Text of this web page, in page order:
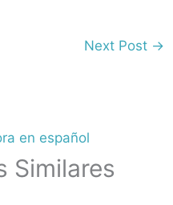
Next Post →
en español
Similares